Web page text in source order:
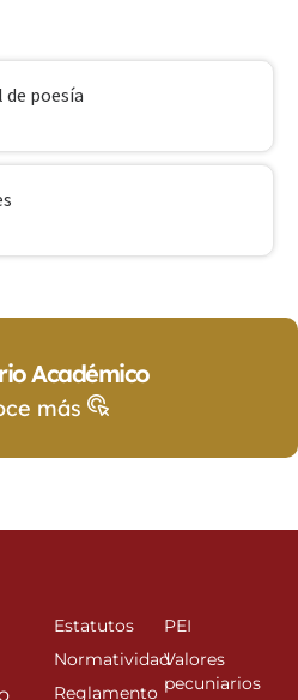
poesía
Académico
más
Estatutos
Normatividad
Reglamento
PEI
Valores
pecuniarios